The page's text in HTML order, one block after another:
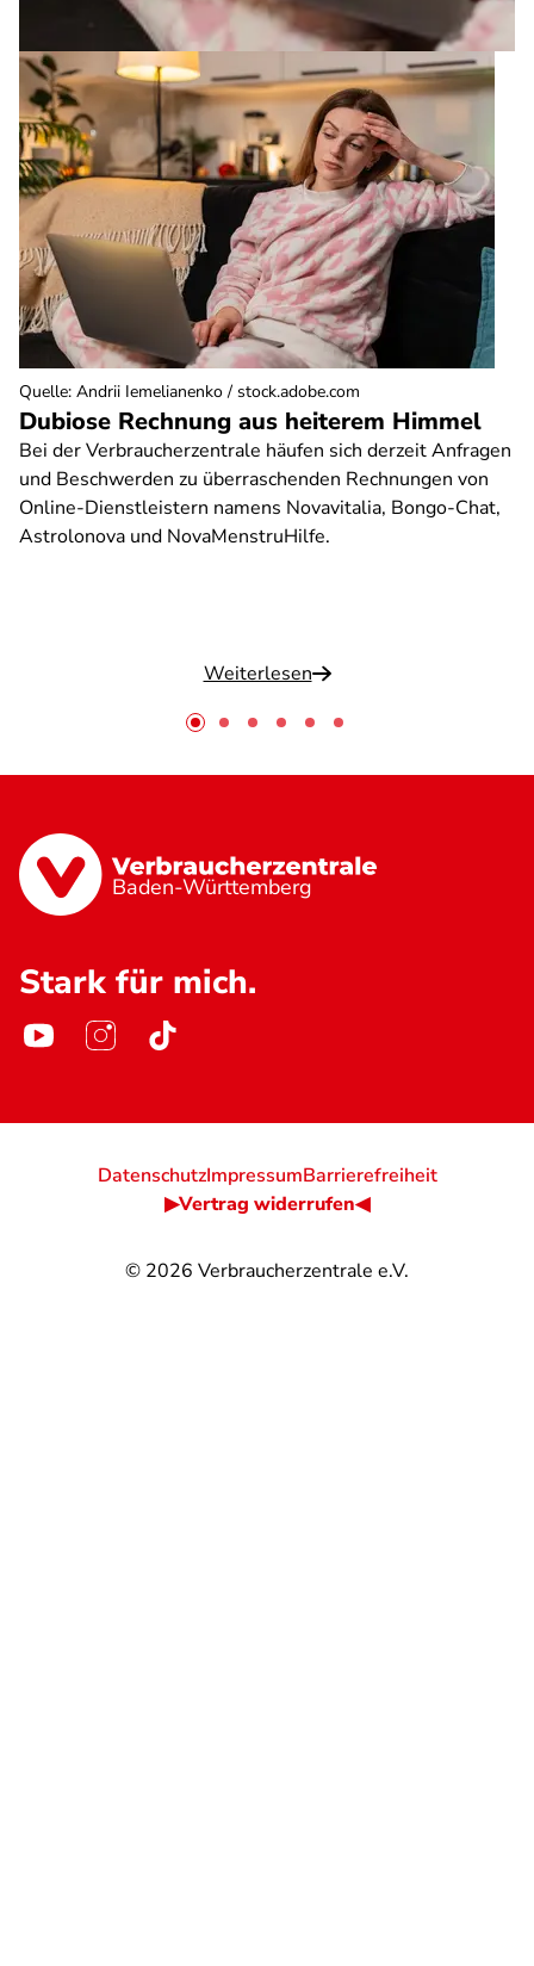
Dubiose Rechnung aus heiterem Himmel
Bei der Verbraucherzentrale häufen sich derzeit Anfragen
und Beschwerden zu überraschenden Rechnungen von
Online-Dienstleistern namens Novavitalia, Bongo-Chat,
Astrolonova und NovaMenstruHilfe.
Weiterlesen
Quelle: Andrii Iemelianenko / stock.adobe.com
Baden-Württemberg
Stark für mich.
© 2026 Verbraucherzentrale e.V.
DatenschutzImpressumBarrierefreiheit
▶Vertrag widerrufen◀